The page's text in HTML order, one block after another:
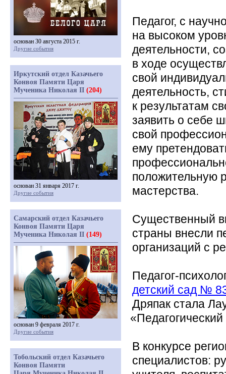
Педагог, с
на высоком
деятельности,
в ходе
свой
деятельность,
к результатам
заявить о себе
свой
ему
положительную
мастерства.
Существенный
страны внесли
организаций с
Педагог-
детский сад №
Дряпак стала
«Педагогический
В конкурсе
специалистов:
основан 30 августа 2015 г.
Другие события
Иркутский отдел Казачьего
Конвоя Памяти Царя
Мученика Николая II (204)
основан 31 января 2017 г.
Другие события
Самарский отдел Казачьего
Конвоя Памяти Царя
Мученика Николая II (149)
основан 9 февраля 2017 г.
Другие события
Тобольский отдел Казачьего
Конвоя Памяти